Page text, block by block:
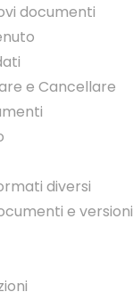
documenti
e Cancellare
diversi
e versioni